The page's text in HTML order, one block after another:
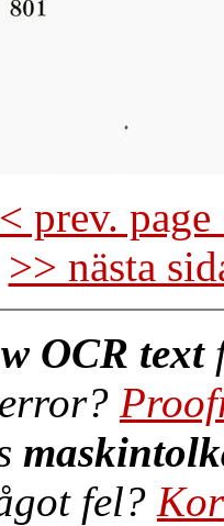
prev.
>> nästa
OCR text
fel?